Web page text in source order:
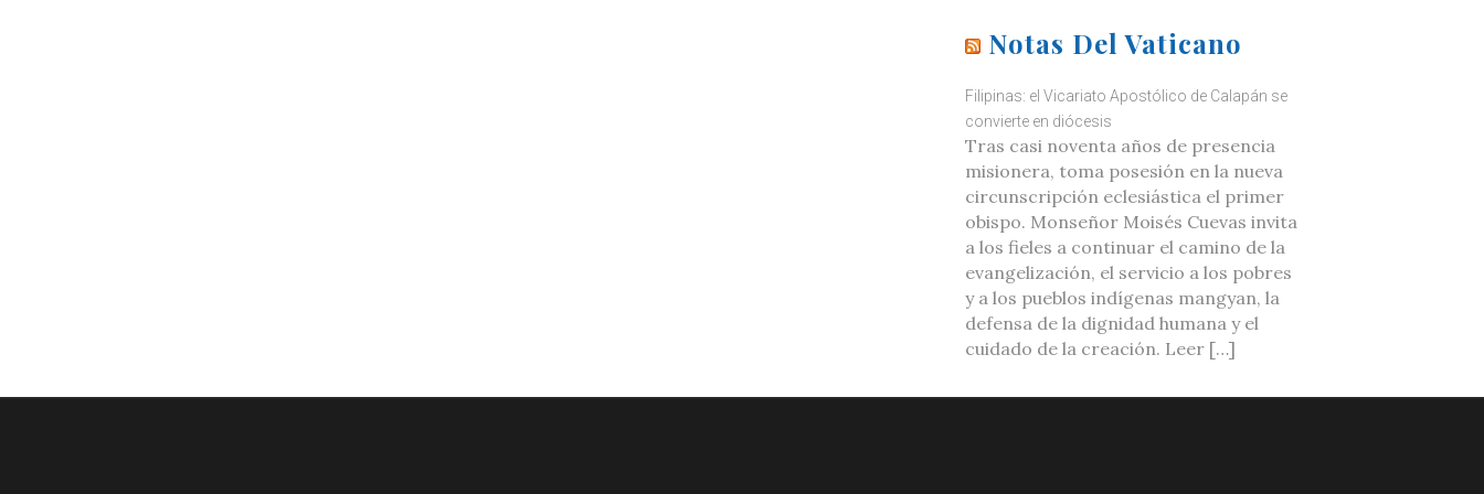
Notas Del Vaticano
Filipinas: el Vicariato Apostólico de Calapán se
convierte en diócesis
Tras casi noventa años de presencia
misionera, toma posesión en la nueva
circunscripción eclesiástica el primer
obispo. Monseñor Moisés Cuevas invita
a los fieles a continuar el camino de la
evangelización, el servicio a los pobres
y a los pueblos indígenas mangyan, la
defensa de la dignidad humana y el
cuidado de la creación. Leer […]